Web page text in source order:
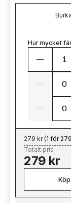
Hur mycket
279 kr(1 för
Totalt pris
279 kr